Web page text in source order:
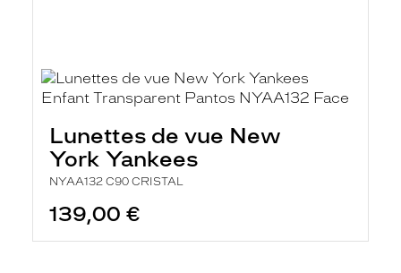
Lunettes de vue New
York Yankees
NYAA132 C90 CRISTAL
139,00 €